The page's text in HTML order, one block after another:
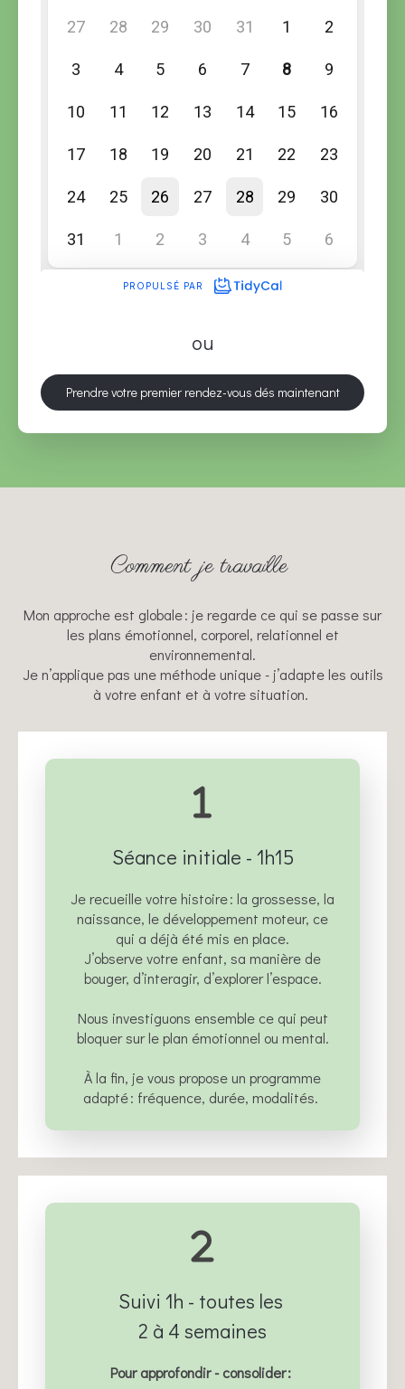
ou
Prendre votre premier rendez-vous dés maintenant
Comment je travaille
Mon approche est globale : je regarde ce qui se passe sur
les plans émotionnel, corporel, relationnel et
environnemental.
Je n’applique pas une méthode unique - j’adapte les outils
à votre enfant et à votre situation.
Séance initiale - 1h15
Je recueille votre histoire : la grossesse, la
naissance, le développement moteur, ce
qui a déjà été mis en place.
J’observe votre enfant, sa manière de
bouger, d’interagir, d’explorer l’espace.
Nous investiguons ensemble ce qui peut
bloquer sur le plan émotionnel ou mental.
À la fin, je vous propose un programme
adapté : fréquence, durée, modalités.
Suivi 1h - toutes les
2 à 4 semaines
Pour approfondir - consolider :